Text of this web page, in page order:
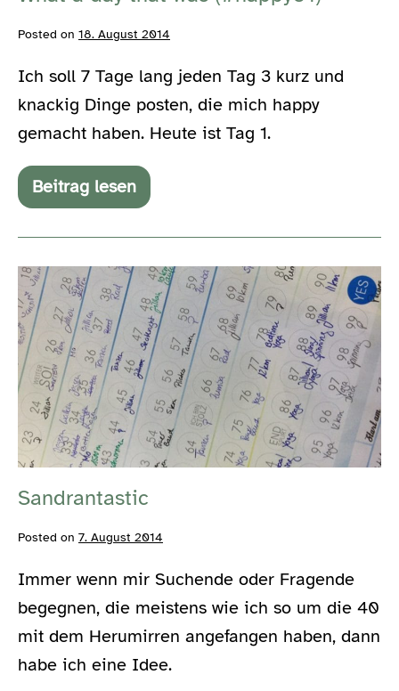
Posted on 18. August 2014
Ich soll 7 Tage lang jeden Tag 3 kurz und
knackig Dinge posten, die mich happy
gemacht haben. Heute ist Tag 1.
Beitrag lesen
What
a
was
(#happy01)
Sandrantastic
Sandrantastic
Posted on 7. August 2014
Immer wenn mir Suchende oder Fragende
begegnen, die meistens wie ich so um die 40
mit dem Herumirren angefangen haben, dann
habe ich eine Idee.